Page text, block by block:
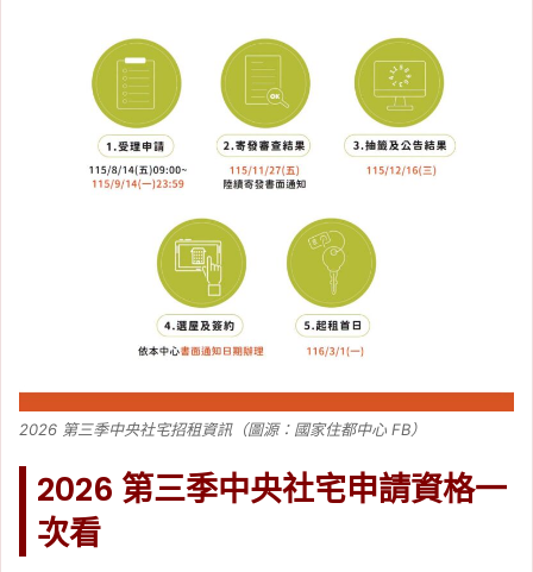
2026 第三季中央社宅招租資訊（圖源：國家住都中心 FB）
2026 第三季中央社宅申請資格一
次看